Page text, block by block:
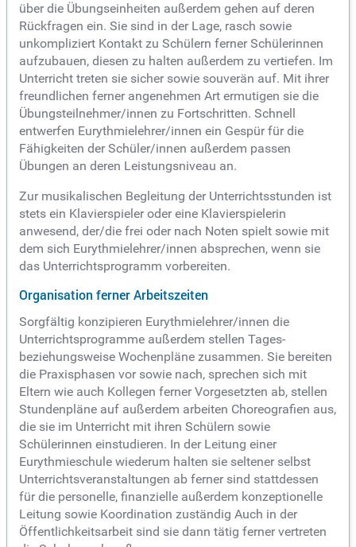
über die Übungseinheiten außerdem gehen auf deren
Rückfragen ein. Sie sind in der Lage, rasch sowie
unkompliziert Kontakt zu Schülern ferner Schülerinnen
aufzubauen, diesen zu halten außerdem zu vertiefen. Im
Unterricht treten sie sicher sowie souverän auf. Mit ihrer
freundlichen ferner angenehmen Art ermutigen sie die
Übungsteilnehmer/innen zu Fortschritten. Schnell
entwerfen Eurythmielehrer/innen ein Gespür für die
Fähigkeiten der Schüler/innen außerdem passen
Übungen an deren Leistungsniveau an.
Zur musikalischen Begleitung der Unterrichtsstunden ist
stets ein Klavierspieler oder eine Klavierspielerin
anwesend, der/die frei oder nach Noten spielt sowie mit
dem sich Eurythmielehrer/innen absprechen, wenn sie
das Unterrichtsprogramm vorbereiten.
Organisation ferner Arbeitszeiten
Sorgfältig konzipieren Eurythmielehrer/innen die
Unterrichtsprogramme außerdem stellen Tages-
beziehungsweise Wochenpläne zusammen. Sie bereiten
die Praxisphasen vor sowie nach, sprechen sich mit
Eltern wie auch Kollegen ferner Vorgesetzten ab, stellen
Stundenpläne auf außerdem arbeiten Choreografien aus,
die sie im Unterricht mit ihren Schülern sowie
Schülerinnen einstudieren. In der Leitung einer
Eurythmieschule wiederum halten sie seltener selbst
Unterrichtsveranstaltungen ab ferner sind stattdessen
für die personelle, finanzielle außerdem konzeptionelle
Leitung sowie Koordination zuständig Auch in der
Öffentlichkeitsarbeit sind sie dann tätig ferner vertreten